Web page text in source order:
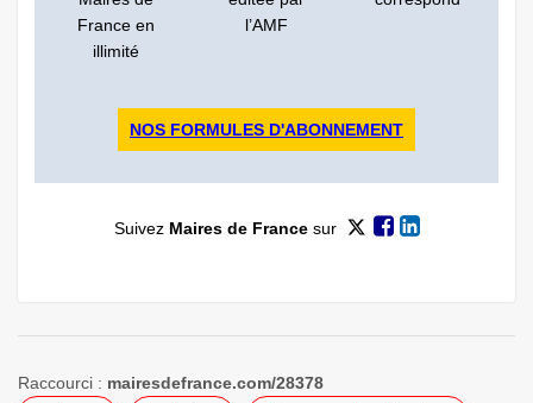
France en
illimité
l’AMF
NOS FORMULES D'ABONNEMENT
Suivez Maires de Francesur
Raccourci : mairesdefrance.com/28378